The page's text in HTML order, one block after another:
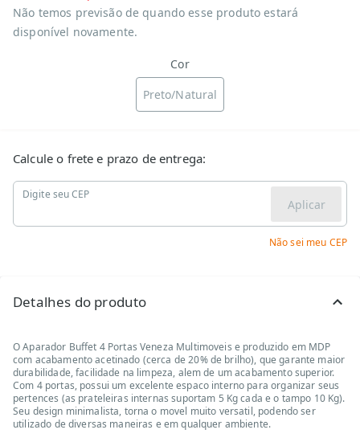
Não temos previsão de quando esse produto estará
disponível novamente.
Cor
Preto/Natural
Calcule o frete e prazo de entrega:
Digite seu CEP
Aplicar
Não sei meu CEP
Detalhes do produto
O Aparador Buffet 4 Portas Veneza Multimoveis e produzido em MDP
com acabamento acetinado (cerca de 20% de brilho), que garante maior
durabilidade, facilidade na limpeza, alem de um acabamento superior.
Com 4 portas, possui um excelente espaco interno para organizar seus
pertences (as prateleiras internas suportam 5 Kg cada e o tampo 10 Kg).
Seu design minimalista, torna o movel muito versatil, podendo ser
utilizado de diversas maneiras e em qualquer ambiente.